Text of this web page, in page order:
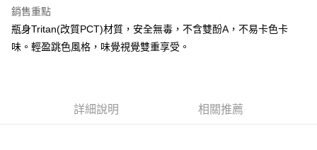
用戶於交易時，得透過本服務購買商品或服務，並由商店將買賣／分期付款
買賣價金債權讓與本公司後，依約使用本公司帳單繳交帳款。
2.基於同意付款使用「大哥付你分期」之契約關係目的，商店將以您的個人
資料（包含姓名、電話或地址）提供予台灣大哥大進項蒐集、處理及利用，
每筆NT$80，滿NT$500(含以上)免運費
銷售重點
瓶身Tritan(改質PCT)材質，安全無毒，不含雙酚A，不易卡色卡
味。輕盈跳色風格，味覺視覺雙重享受。
詳細說明 相關推薦